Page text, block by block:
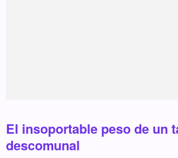
El insoportable peso de un
descomunal